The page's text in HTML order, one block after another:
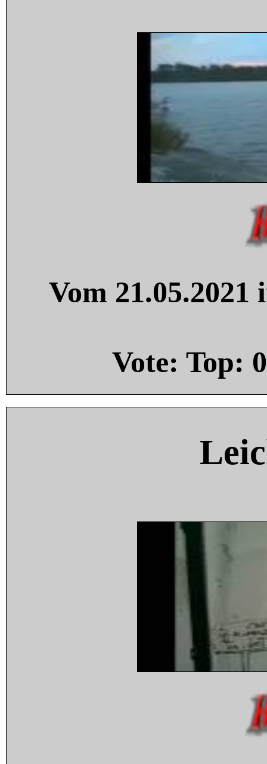
Vom
Vote: Top: 0